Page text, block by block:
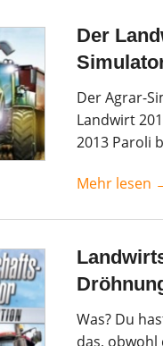
Der
Der Agrar-
Landwirt
2013 Paroli
Mehr lesen
Was? Du
das, obwohl